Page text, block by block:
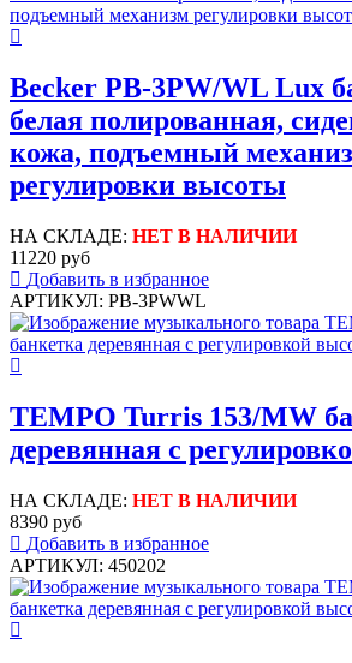
Becker PB-3PW/WL Lux
белая полированная,
кожа, подъемный
регулировки высоты
НА СКЛАДЕ: НЕТ В НАЛИЧИИ
11220 руб
Добавить в избранное
АРТИКУЛ: PB-3PWWL
TEMPO Turris 153/MW
деревянная с
НА СКЛАДЕ: НЕТ В НАЛИЧИИ
8390 руб
Добавить в избранное
АРТИКУЛ: 450202